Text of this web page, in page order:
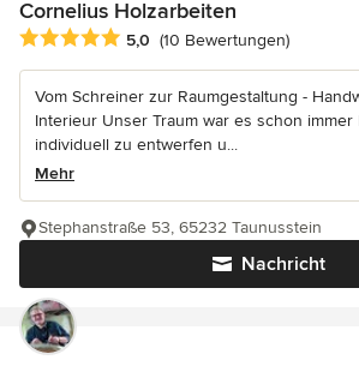
Cornelius Holzarbeiten
Durchschnittliche Bewertung: 5 von 5
5,0 (10 Bewertungen)
Vom Schreiner zur Raumgestaltung -
Interieur Unser Traum war es schon
individuell zu entwerfen u...
Mehr
Nachricht
Stephanstraße 53, 65232 Taunusstein